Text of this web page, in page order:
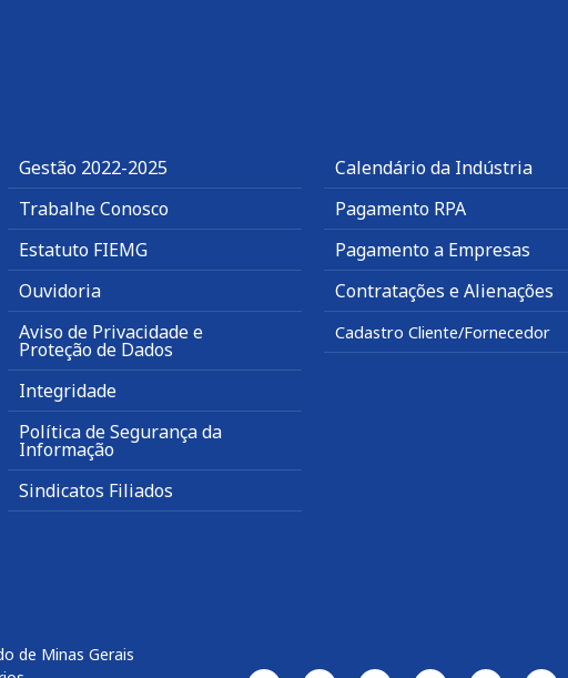
Gestão 2022-2025
Trabalhe Conosco
Estatuto FIEMG
Ouvidoria
Aviso de Privacidade e
Proteção de Dados
Integridade
Política de Segurança da
Informação
Sindicatos Filiados
Calendário da Indústria
Pagamento RPA
Pagamento a Empresas
Contratações e Alienações
Cadastro Cliente/Fornecedor
de Minas Gerais